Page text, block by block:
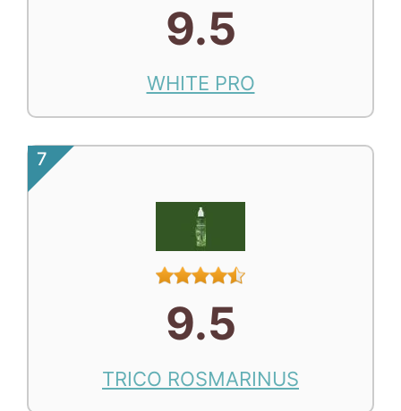
9.5
WHITE PRO
7
9.5
TRICO ROSMARINUS